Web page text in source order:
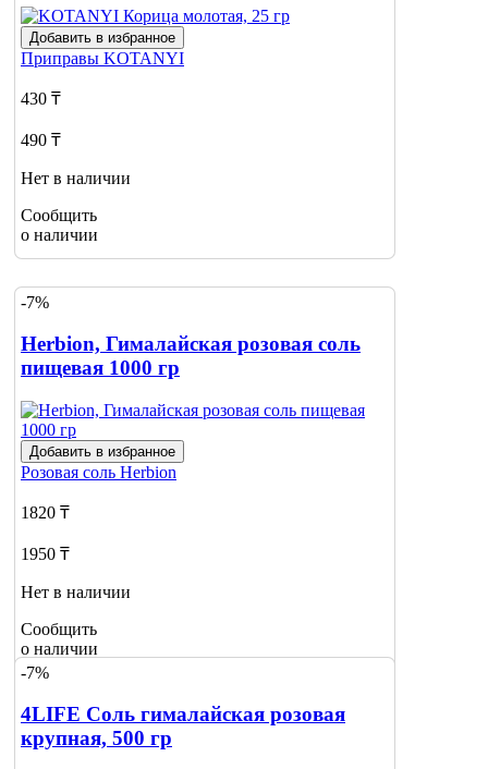
Добавить в избранное
Приправы KOTANYI
430 ₸
490 ₸
Нет в наличии
Сообщить
о наличии
-7%
Herbion, Гималайская розовая соль
пищевая 1000 гр
Добавить в избранное
Розовая соль Herbion
1820 ₸
1950 ₸
Нет в наличии
Сообщить
о наличии
-7%
4LIFE Соль гималайская розовая
крупная, 500 гр